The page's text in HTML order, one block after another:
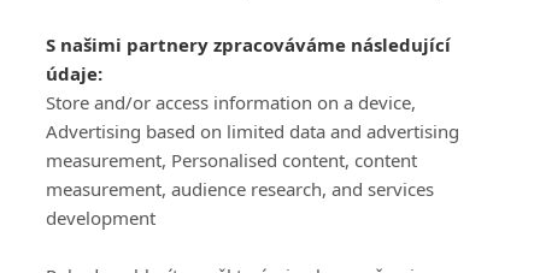
Šéfredaktorkou webu jePetr Slavík, e-mailserialy@fandimefilmu.cz
Máte-li zájem o inzerci na našem webu napište nám na e-mail
studio@koncal.com
Ochrana osobních údajů|Zásady používání cookies|Pravidla webu
Upravit nastavení soukromí
S našimi partnery zpracováváme následující
údaje:
Store and/or access information on a device,
Advertising based on limited data and advertising
measurement, Personalised content, content
measurement, audience research, and services
development